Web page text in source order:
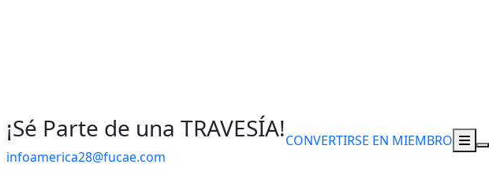
¡Sé Parte de una TRAVESÍA!
infoamerica28@fucae.com
CONVERTIRSE EN MIEMBRO